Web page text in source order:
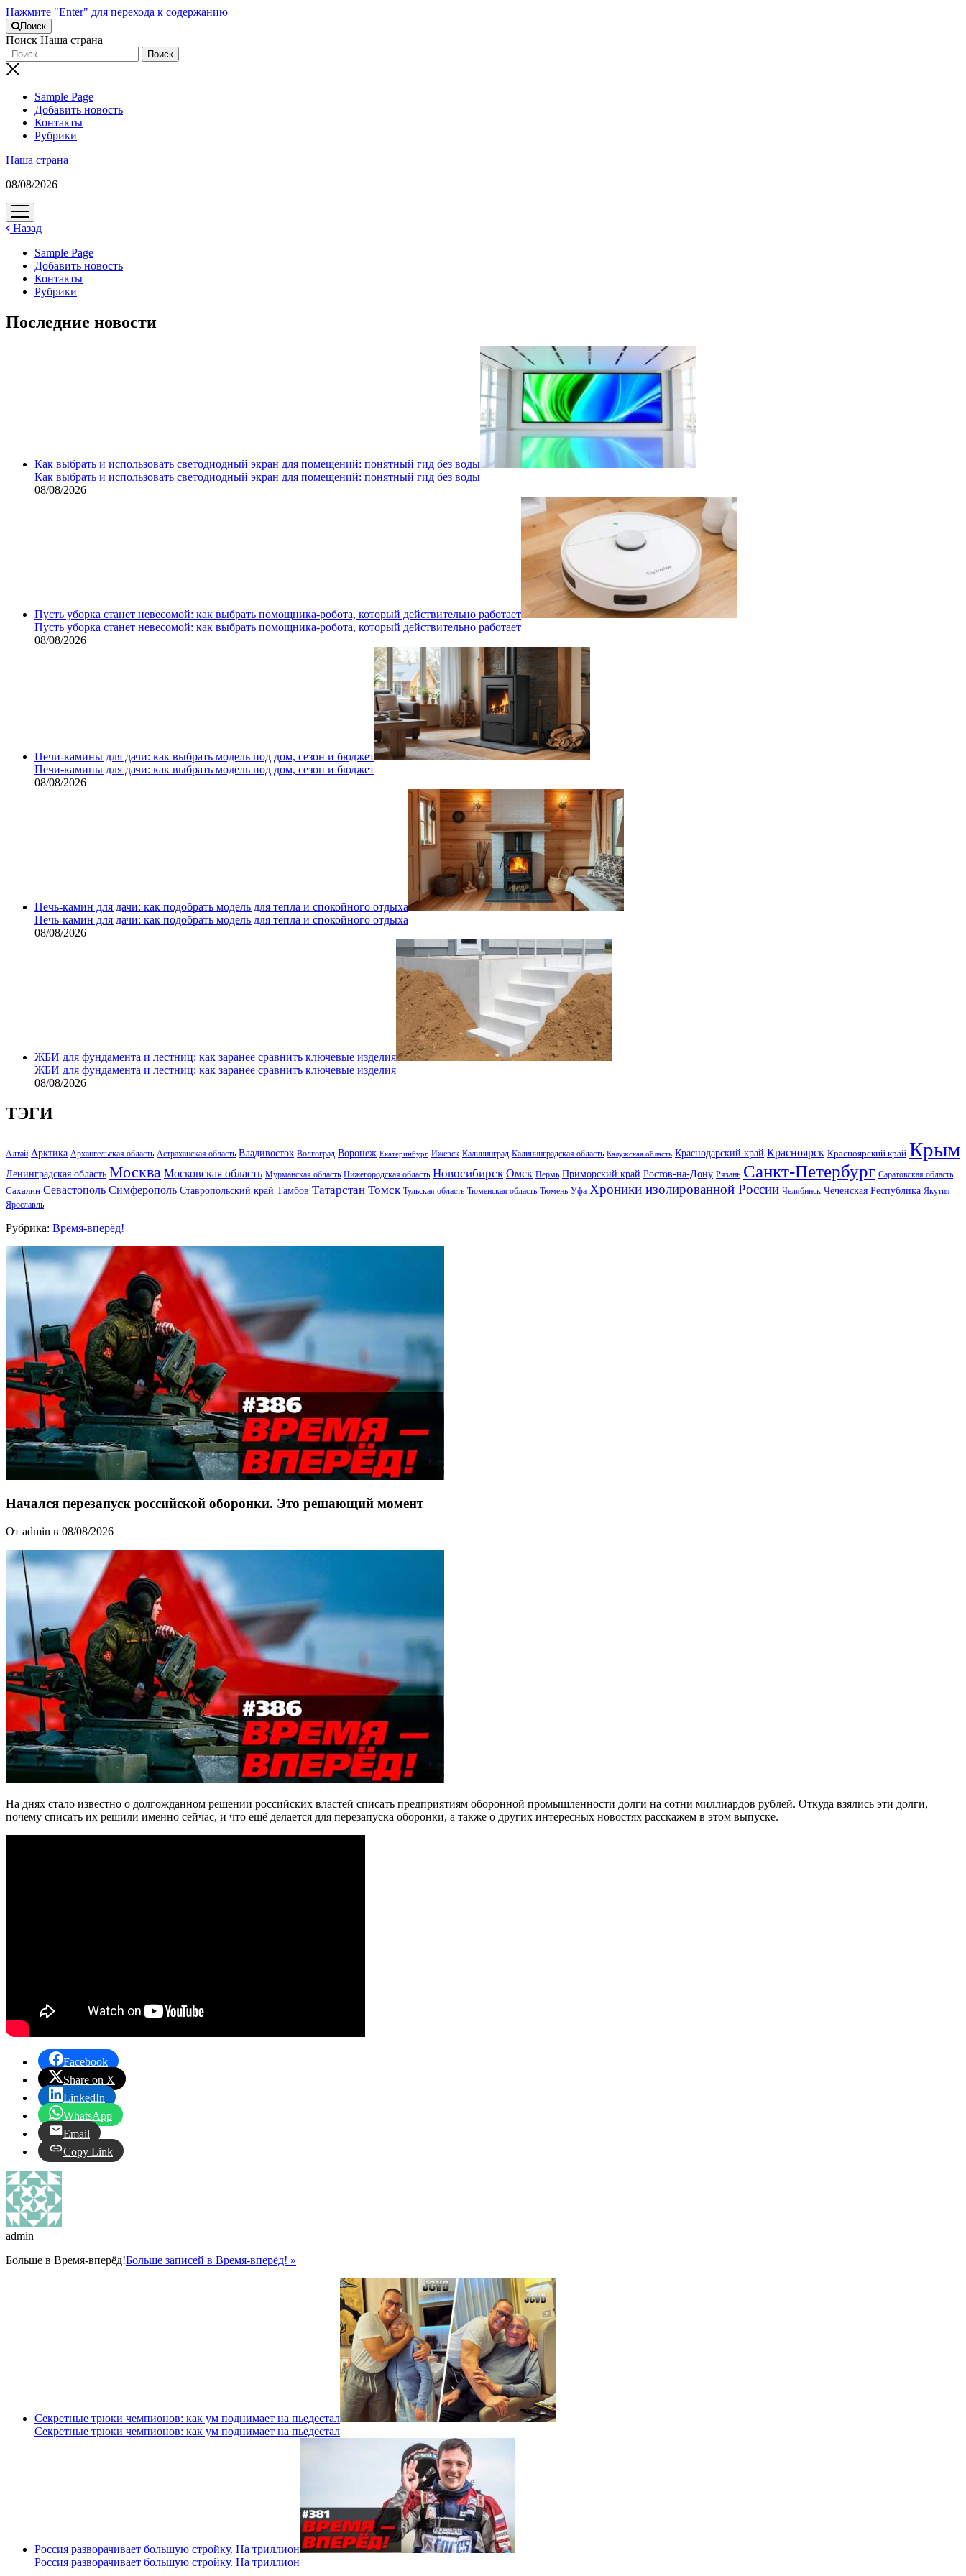
Нажмите "Enter" для перехода к содержанию
Поиск
Поиск Наша страна
Sample Page
Добавить новость
Контакты
Рубрики
Наша страна
08/08/2026
открыть
меню
Назад
Sample Page
Добавить новость
Контакты
Рубрики
Последние новости
Как выбрать и использовать светодиодный экран для помещений: понятный гид без воды
Как выбрать и использовать светодиодный экран для помещений: понятный гид без воды
08/08/2026
Пусть уборка станет невесомой: как выбрать помощника‑робота, который действительно работает
Пусть уборка станет невесомой: как выбрать помощника‑робота, который действительно работает
08/08/2026
Печи-камины для дачи: как выбрать модель под дом, сезон и бюджет
Печи-камины для дачи: как выбрать модель под дом, сезон и бюджет
08/08/2026
Печь-камин для дачи: как подобрать модель для тепла и спокойного отдыха
Печь-камин для дачи: как подобрать модель для тепла и спокойного отдыха
08/08/2026
ЖБИ для фундамента и лестниц: как заранее сравнить ключевые изделия
ЖБИ для фундамента и лестниц: как заранее сравнить ключевые изделия
08/08/2026
ТЭГИ
Алтай Арктика Архангельская область Астраханская область Владивосток Волгоград Воронеж Екатеринбург Ижевск Калининград Калининградская область Калужская область Краснодарский край Красноярск Красноярский край Крым
Ленинградская область Москва Московская область Мурманская область Нижегородская область Новосибирск Омск Пермь Приморский край Ростов-на-Дону Рязань Санкт-Петербург Саратовская область
Сахалин Севастополь Симферополь Ставропольский край Тамбов Татарстан Томск Тульская область Тюменская область Тюмень Уфа Хроники изолированной России Челябинск Чеченская Республика Якутия
Ярославль
Рубрика: Время-вперёд!
Начался перезапуск российской оборонки. Это решающий момент
От admin в 08/08/2026
На днях стало известно о долгожданном решении российских властей списать предприятиям оборонной промышленности долги на сотни миллиардов рублей. Откуда взялись эти долги,
почему списать их решили именно сейчас, и что ещё делается для перезапуска оборонки, а также о других интересных новостях расскажем в этом выпуске.
Facebook
Share on X
LinkedIn
WhatsApp
Email
Copy Link
admin
Больше в Время-вперёд!Больше записей в Время-вперёд! »
Секретные трюки чемпионов: как ум поднимает на пьедестал
Секретные трюки чемпионов: как ум поднимает на пьедестал
Россия разворачивает большую стройку. На триллион
Россия разворачивает большую стройку. На триллион